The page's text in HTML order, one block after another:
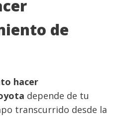
de
hacer
depende de tu
transcurrido desde la